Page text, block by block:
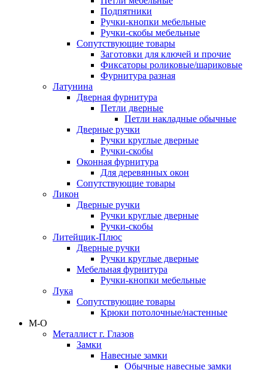
Подпятники
Ручки-кнопки мебельные
Ручки-скобы мебельные
Сопутствующие товары
Заготовки для ключей и прочие
Фиксаторы роликовые/шариковые
Фурнитура разная
Латунина
Дверная фурнитура
Петли дверные
Петли накладные обычные
Дверные ручки
Ручки круглые дверные
Ручки-скобы
Оконная фурнитура
Для деревянных окон
Сопутствующие товары
Ликон
Дверные ручки
Ручки круглые дверные
Ручки-скобы
Литейщик-Плюс
Дверные ручки
Ручки круглые дверные
Мебельная фурнитура
Ручки-кнопки мебельные
Лука
Сопутствующие товары
Крюки потолочные/настенные
М-О
Металлист г. Глазов
Замки
Навесные замки
Обычные навесные замки